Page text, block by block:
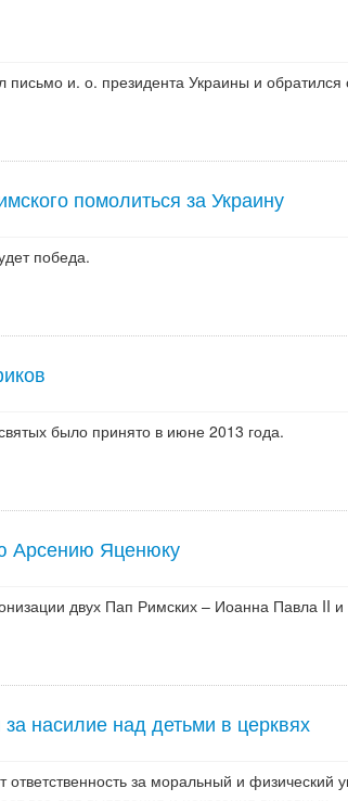
письмо и. о. президента Украины и обратился
помолиться за Украину
победа.
было принято в июне 2013 года.
Арсению Яценюку
двух Пап Римских – Иоанна Павла II и
насилие над детьми в церквях
ответственность за моральный и физический